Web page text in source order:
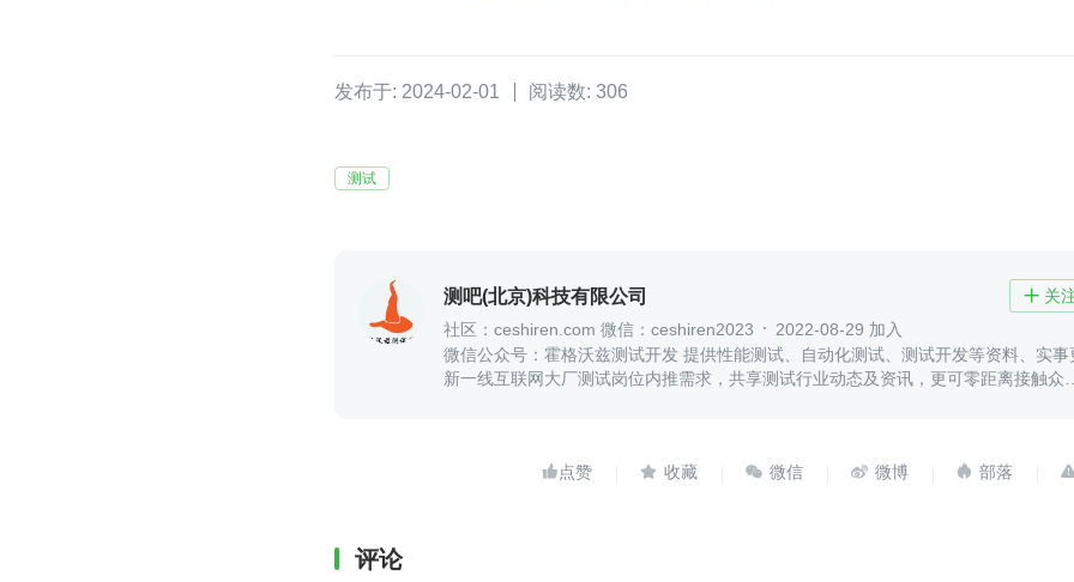
发布于: 2024-02-01 阅读数: 306
测试
测吧(北京)科技有限公司  关
社区：ceshiren.com 微信：ceshiren2023
2022-08-29 加入
微信公众号：霍格沃兹测试开发 提供性能测试、自动化测试、测试开发等资料、实事
新一线互联网大厂测试岗位内推需求，共享测试行业动态及资讯，更可零距离接触众
    
评论